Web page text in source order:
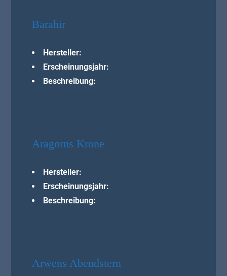
Barahir
Hersteller:
Erscheinungsjahr:
Beschreibung:
Aragorns Krone
Hersteller:
Erscheinungsjahr:
Beschreibung:
Arwens Abendstern